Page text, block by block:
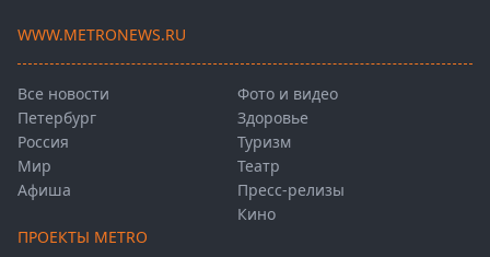
WWW.METRONEWS.RU
Все новости
Петербург
Россия
Мир
Афиша
Фото и видео
Здоровье
Туризм
Театр
Пресс-релизы
Кино
ПРОЕКТЫ METRO